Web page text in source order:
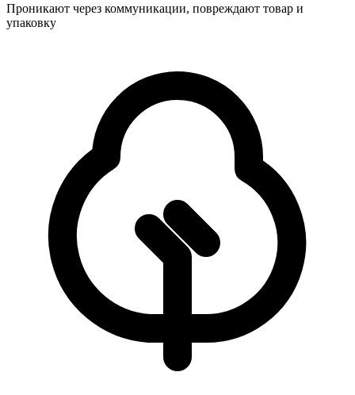
Проникают через коммуникации, повреждают товар и
упаковку